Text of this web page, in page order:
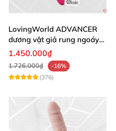
LovingWorld ADVANCER
dương vật giả rung ngoáy
thụt 7 chế độ
1.450.000₫
1.726.000₫
-16%
(376)